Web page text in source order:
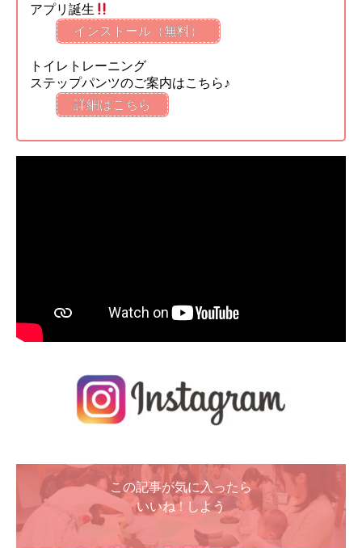
アプリ誕生
インストール（無料）
トイレトレーニング
ステップパンツのご案内はこちら♪
詳細はこちら
この記事が気に入ったら
いいね ! しよう